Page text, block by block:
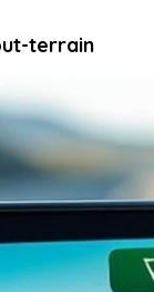
terrain